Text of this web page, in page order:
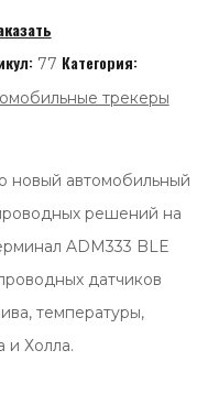
77 Категория:
трекеры
новый автомобильный
решений на
ADM333 BLE
датчиков
температуры,
и Холла.